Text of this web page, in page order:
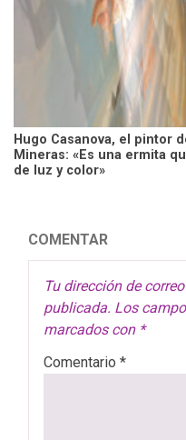
Hugo Casanova, el pintor
Mineras: «Es una ermita
de luz y color»
COMENTAR
Tu dirección de
publicada. Los
marcados con *
Comentario *